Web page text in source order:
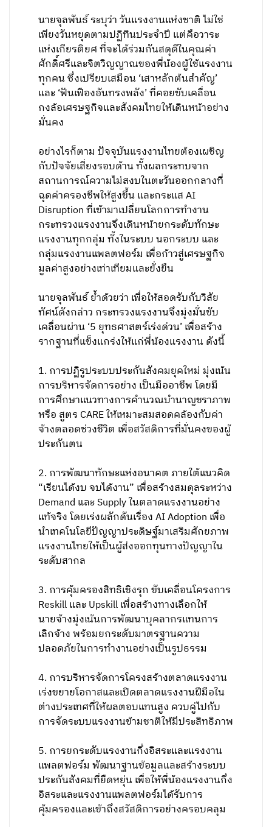
นายจุลพันธ์ ระบุว่า วันแรงงานแห่งชาติ ไม่ใช่
เพียงวันหยุดตามปฏิทินประจำปี แต่คือวาระ
แห่งเกียรติยศ ที่จะได้ร่วมกันสดุดีในคุณค่า
ศักดิ์ศรีและจิตวิญญาณของพี่น้องผู้ใช้แรงงาน
ทุกคน ซึ่งเปรียบเสมือน ‘เสาหลักต้นสำคัญ’
และ ‘ฟันเฟืองอันทรงพลัง’ ที่คอยขับเคลื่อน
กงล้อเศรษฐกิจและสังคมไทยให้เดินหน้าอย่าง
มั่นคง
อย่างไรก็ตาม ปัจจุบันแรงงานไทยต้องเผชิญ
กับปัจจัยเสี่ยงรอบด้าน ทั้งผลกระทบจาก
สถานการณ์ความไม่สงบในตะวันออกกลางที่
ฉุดค่าครองชีพให้สูงขึ้น และกระแส AI
Disruption ที่เข้ามาเปลี่ยนโลกการทำงาน
กระทรวงแรงงานจึงเดินหน้ายกระดับทักษะ
แรงงานทุกกลุ่ม ทั้งในระบบ นอกระบบ และ
กลุ่มแรงงานแพลตฟอร์ม เพื่อก้าวสู่เศรษฐกิจ
มูลค่าสูงอย่างเท่าเทียมและยั่งยืน
นายจุลพันธ์ ย้ำด้วยว่า เพื่อให้สอดรับกับวิสัย
ทัศน์ดังกล่าว กระทรวงแรงงานจึงมุ่งมั่นขับ
เคลื่อนผ่าน ‘5 ยุทธศาสตร์เร่งด่วน’ เพื่อสร้าง
รากฐานที่แข็งแกร่งให้แก่พี่น้องแรงงาน ดังนี้
1. การปฏิรูประบบประกันสังคมยุคใหม่ มุ่งเน้น
การบริหารจัดการอย่าง เป็นมืออาชีพ โดยมี
การศึกษาแนวทางการคำนวณบำนาญชราภาพ
หรือ สูตร CARE ให้เหมาะสมสอดคล้องกับค่า
จ้างตลอดช่วงชีวิต เพื่อสวัสดิการที่มั่นคงของผู้
ประกันตน
2. การพัฒนาทักษะแห่งอนาคต ภายใต้แนวคิด
“เรียนได้งบ จบได้งาน” เพื่อสร้างสมดุลระหว่าง
Demand และ Supply ในตลาดแรงงานอย่าง
แท้จริง โดยเร่งผลักดันเรื่อง AI Adoption เพื่อ
นำเทคโนโลยีปัญญาประดิษฐ์มาเสริมศักยภาพ
แรงงานไทยให้เป็นผู้ส่งออกทุนทางปัญญาใน
ระดับสากล
3. การคุ้มครองสิทธิเชิงรุก ขับเคลื่อนโครงการ
Reskill และ Upskill เพื่อสร้างทางเลือกให้
นายจ้างมุ่งเน้นการพัฒนาบุคลากรแทนการ
เลิกจ้าง พร้อมยกระดับมาตรฐานความ
ปลอดภัยในการทำงานอย่างเป็นรูปธรรม
4. การบริหารจัดการโครงสร้างตลาดแรงงาน
เร่งขยายโอกาสและเปิดตลาดแรงงานฝีมือใน
ต่างประเทศที่ให้ผลตอบแทนสูง ควบคู่ไปกับ
การจัดระบบแรงงานข้ามชาติให้มีประสิทธิภาพ
5. การยกระดับแรงงานกึ่งอิสระและแรงงาน
แพลตฟอร์ม พัฒนาฐานข้อมูลและสร้างระบบ
ประกันสังคมที่ยืดหยุ่น เพื่อให้พี่น้องแรงงานกึ่ง
อิสระและแรงงานแพลตฟอร์มได้รับการ
คุ้มครองและเข้าถึงสวัสดิการอย่างครอบคลุม